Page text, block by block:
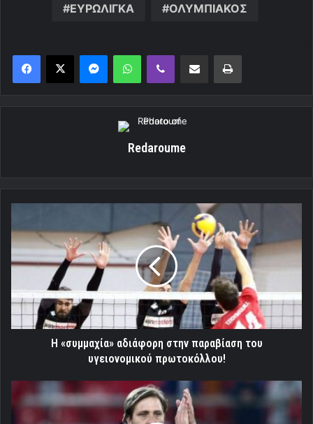
ΕΥΡΩΛΙΓΚΑ ΟΛΥΜΠΙΑΚΟΣ
MessengerWhatsAppViber Κοινοποίηση μέσω ηλεκτρονικού ταχυδρομείουΕκτύπωση
Redaroume
αδιάφορη
στην
παραβίαση
υγειονομικού
πρωτοκόλλου!
Η «συμμαχία» αδιάφορη στην παραβίαση του
υγειονομικού πρωτοκόλλου!